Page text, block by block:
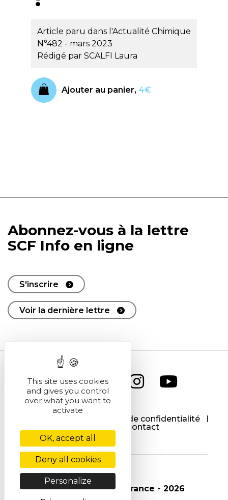
Article paru dans l'Actualité Chimique
N°482 - mars 2023
Rédigé par SCALFI Laura
Ajouter au panier, 4€
Abonnez-vous à la lettre
SCF Info en ligne
S'inscrire
Voir la dernière lettre
Politique de confidentialité
Contact
© Société Chimique de France - 2026
This site uses cookies
and gives you control
over what you want to
activate
OK, accept all
Deny all cookies
Personalize